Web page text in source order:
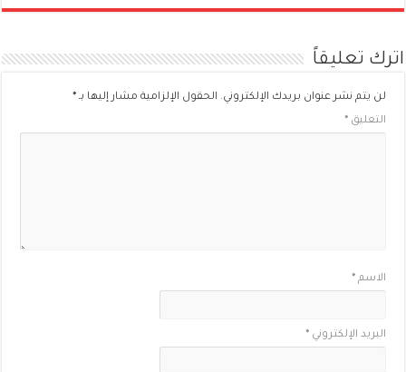
اترك تعليقاً
لن يتم نشر عنوان بريدك الإلكتروني. الحقول الإلزامية مشار إليها بـ*
التعليق*
الاسم*
البريد الإلكتروني*